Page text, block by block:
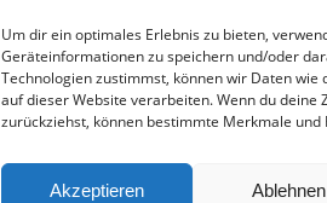
Um dir ein optimales Erlebnis zu bieten,
Geräteinformationen zu speichern und/oder
Technologien zustimmst, können wir Daten
auf dieser Website verarbeiten. Wenn du
zurückziehst, können bestimmte Merkmale
Akzeptieren Ablehnen